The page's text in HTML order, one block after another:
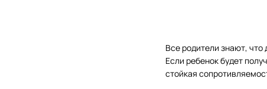
Все родители знают,
Если ребенок будет
стойкая